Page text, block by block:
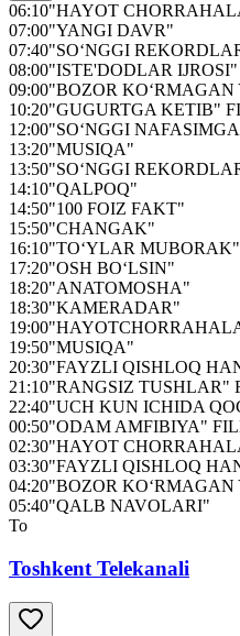
06:10"HAYOT
07:00"YANGI DAVR"
07:40"SO‘NGGI
08:00"ISTE'DODLAR IJROSI"
09:00"BOZOR
10:20"GUGURTGA KETIB"
12:00"SO‘NGGI
13:20"MUSIQA"
13:50"SO‘NGGI
14:10"QALPOQ"
14:50"100 FOIZ FAKT"
15:50"CHANGAK"
16:10"TO‘YLAR MUBORAK"
17:20"OSH BO‘LSIN"
18:20"ANATOMOSHA"
18:30"KAMERADAR"
19:00
19:50"MUSIQA"
20:30"FAYZLI QISHLOQ
21:10"RANGSIZ TUSHLAR"
22:40"UCH KUN ICHIDA
00:50"ODAM AMFIBIYA"
02:30"HAYOT
03:30"FAYZLI QISHLOQ
04:20"BOZOR
05:40"QALB NAVOLARI"
To
Toshkent Telekanali